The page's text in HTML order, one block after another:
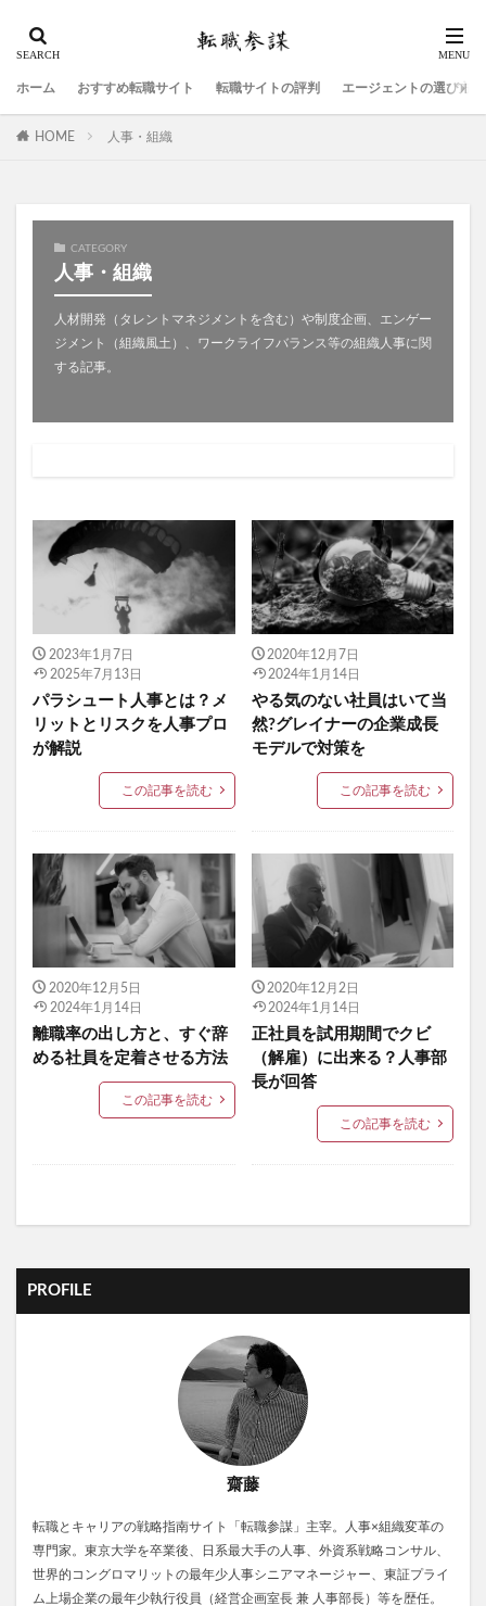
ホーム おすすめ転職サイト 転職サイトの評判 エージェントの選び方
HOME 人事・組織
CATEGORY
人事・組織
人材開発（タレントマネジメントを含む）や制度企画、エンゲー
ジメント（組織風土）、ワークライフバランス等の組織人事に関
する記事。
2023年1月7日
2025年7月13日
パラシュート人事とは？メ
リットとリスクを人事プロ
が解説
この記事を読む
2020年12月7日
2024年1月14日
やる気のない社員はいて当
然?グレイナーの企業成長
モデルで対策を
この記事を読む
2020年12月5日
2024年1月14日
離職率の出し方と、すぐ辞
める社員を定着させる方法
この記事を読む
2020年12月2日
2024年1月14日
正社員を試用期間でクビ
（解雇）に出来る？人事部
長が回答
この記事を読む
PROFILE
齋藤
転職とキャリアの戦略指南サイト「転職参謀」主宰。人事×組織変革の
専門家。東京大学を卒業後、日系最大手の人事、外資系戦略コンサル、
世界的コングロマリットの最年少人事シニアマネージャー、東証プライ
ム上場企業の最年少執行役員（経営企画室長 兼 人事部長）等を歴任。